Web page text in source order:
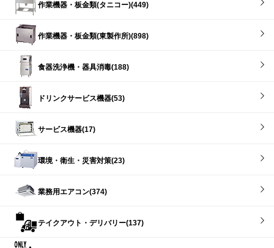
作業機器・板金類(タニコー)(449)
作業機器・板金類(東製作所)(898)
食器洗浄機・器具消毒(188)
ドリンクサービス機器(53)
サービス機器(17)
環境・衛生・災害対策(23)
業務用エアコン(374)
テイクアウト・デリバリー(137)